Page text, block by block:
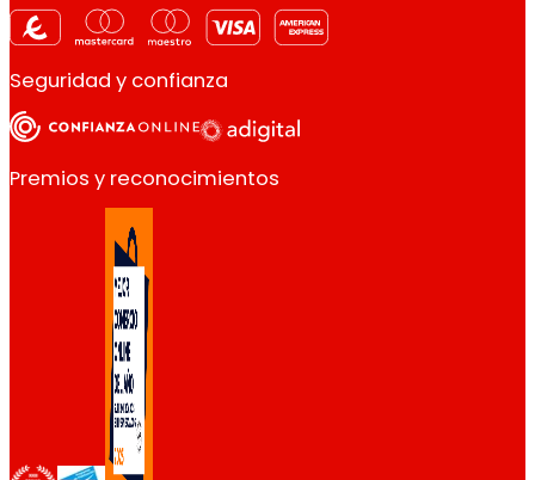
Seguridad y confianza
Premios y reconocimientos